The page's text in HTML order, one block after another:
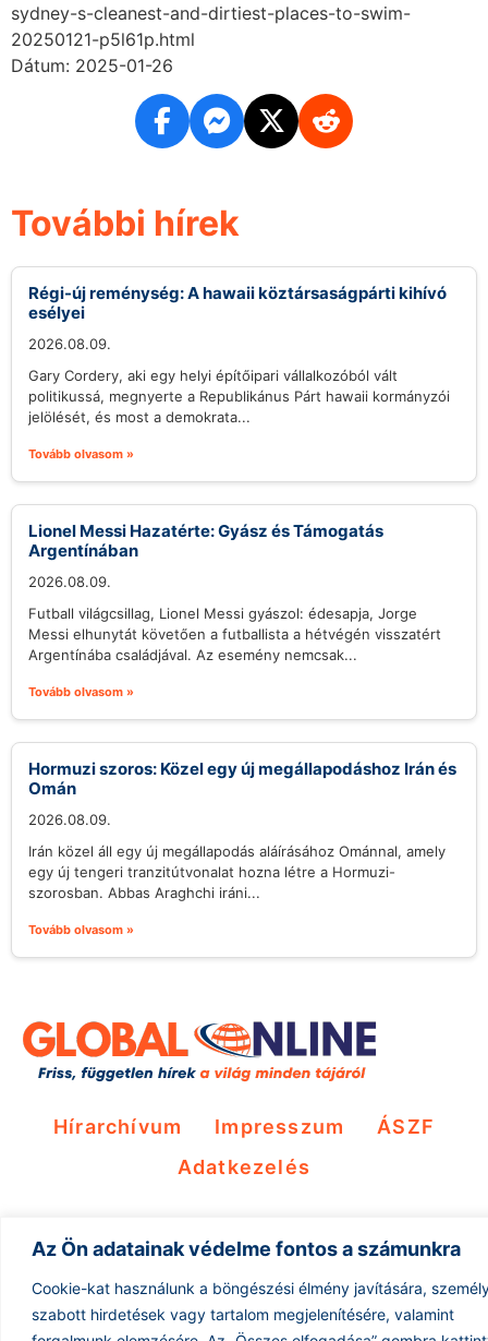
Az Ön adatainak védelme fontos a számunkra
Cookie-kat használunk a böngészési élmény javítására,
szabott hirdetések vagy tartalom megjelenítésére, valamint
sydney-s-cleanest-and-dirtiest-places-to-swim-
20250121-p5l61p.html
Dátum: 2025-01-26
További hírek
Régi-új reménység: A hawaii köztársaságpárti kihívó
esélyei
2026.08.09.
Gary Cordery, aki egy helyi építőipari vállalkozóból vált
politikussá, megnyerte a Republikánus Párt hawaii kormányzói
jelölését, és most a demokrata...
Tovább olvasom »
Lionel Messi Hazatérte: Gyász és Támogatás
Argentínában
2026.08.09.
Futball világcsillag, Lionel Messi gyászol: édesapja, Jorge
Messi elhunytát követően a futballista a hétvégén visszatért
Argentínába családjával. Az esemény nemcsak...
Tovább olvasom »
Hormuzi szoros: Közel egy új megállapodáshoz Irán és
Omán
2026.08.09.
Irán közel áll egy új megállapodás aláírásához Ománnal, amely
egy új tengeri tranzitútvonalat hozna létre a Hormuzi-
szorosban. Abbas Araghchi iráni...
Tovább olvasom »
Hírarchívum Impresszum
ÁSZF
Adatkezelés